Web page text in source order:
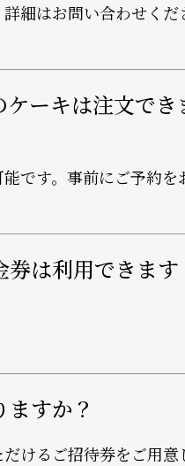
細はお問い合わせくだ
ーキは注文でき
です。事前にご予約を
券は利用できます
すか？
けるご招待券をご用意